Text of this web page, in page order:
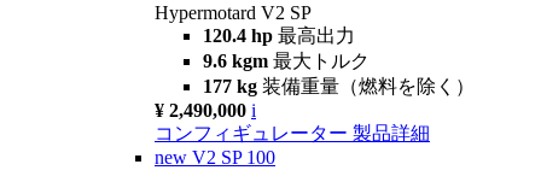
Hypermotard V2 SP
120.4 hp 最高出力
9.6 kgm 最大トルク
177 kg 装備重量（燃料を除く）
¥ 2,490,000 i
コンフィギュレーター 製品詳細
new V2 SP 100